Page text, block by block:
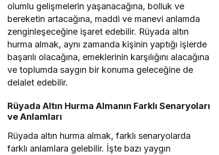
olumlu gelişmelerin yaşanacağına, bolluk ve
bereketin artacağına, maddi ve manevi anlamda
zenginleşeceğine işaret edebilir. Rüyada altın
hurma almak, aynı zamanda kişinin yaptığı işlerde
başarılı olacağına, emeklerinin karşılığını alacağına
ve toplumda saygın bir konuma geleceğine de
delalet edebilir.
Rüyada Altın Hurma Almanın Farklı Senaryoları
ve Anlamları
Rüyada altın hurma almak, farklı senaryolarda
farklı anlamlara gelebilir. İşte bazı yaygın